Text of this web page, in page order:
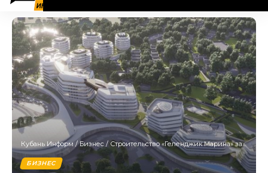
Кубань Информ/Бизнес / Строительство «Геленджик Марина» за 103 млрд рублей начнется летом 2024 года
БИЗНЕС